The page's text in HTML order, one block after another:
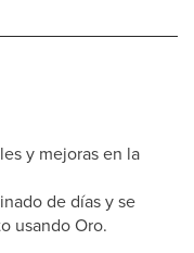
y mejoras en la
de días y se
usando Oro.